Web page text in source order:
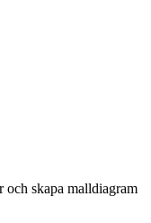
och skapa malldiagram